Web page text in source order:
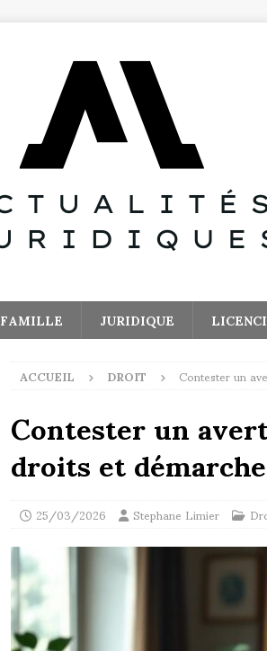
FAMILLE JURIDIQUE
ACCUEIL DROIT Contester un
Contester un
droits et
25/03/2026 Stephane Limier